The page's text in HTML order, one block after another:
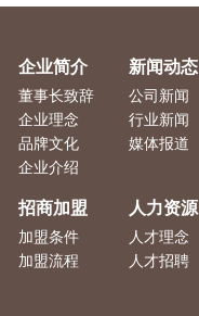
企业简介
董事长致辞
企业理念
品牌文化
企业介绍
新闻动态
公司新闻
行业新闻
媒体报道
招商加盟
加盟条件
加盟流程
人力资源
人才理念
人才招聘